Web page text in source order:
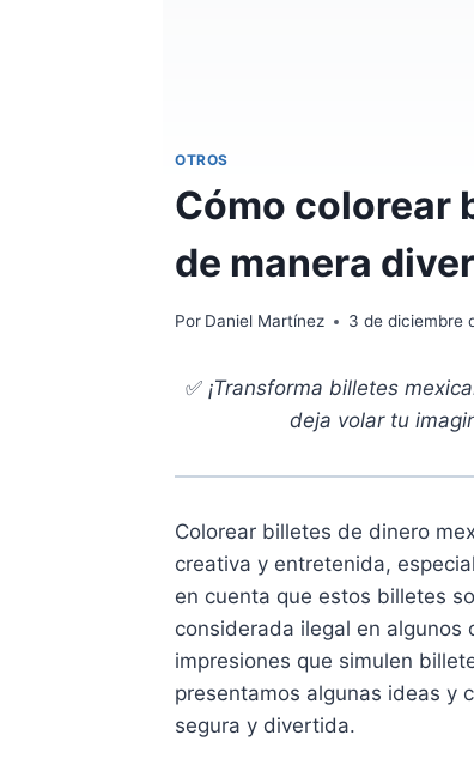
OTROS
Cómo colorear
de manera
Por Daniel Martínez 3 de diciembre
✅ ¡Transforma billetes
deja volar tu
Colorear billetes de dinero
creativa y entretenida,
en cuenta que estos billetes
considerada ilegal en algunos
impresiones que simulen
presentamos algunas ideas y
segura y divertida.